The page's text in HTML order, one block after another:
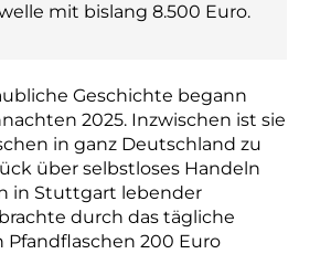
mit bislang 8.500 Euro.
Geschichte begann
2025. Inzwischen ist sie
in ganz Deutschland zu
über selbstloses Handeln
in Stuttgart lebender
durch das tägliche
Pfandflaschen 200 Euro